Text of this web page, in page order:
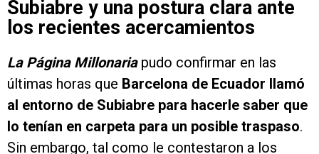
Subiabre y una postura clara ante
los recientes acercamientos
La Página Millonariapudo confirmar en las
últimas horas que Barcelona de Ecuador llamó
al entorno de Subiabre para hacerle saber que
lo tenían en carpeta para un posible traspaso.
Sin embargo, tal como le contestaron a los